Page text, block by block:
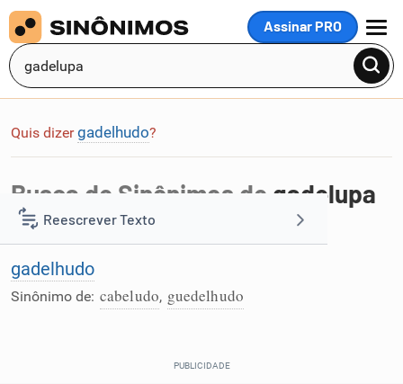
Assinar PRO
MENU
Reescrever Texto
Resumir Texto
Quis dizer gadelhudo?
Busca de Sinônimos de gadelupa
Foi encontrada 1 palavra na busca por
gadelhudo
Sinônimo de: cabeludo, guedelhudo